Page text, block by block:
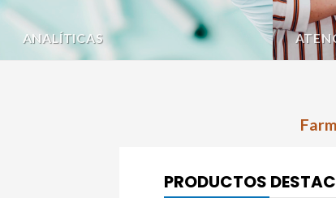
ANALÍTICAS